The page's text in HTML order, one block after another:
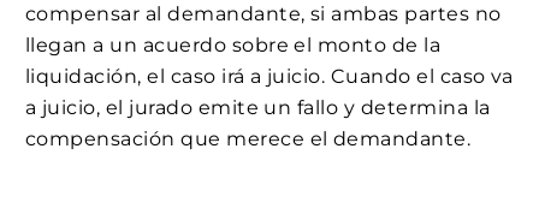
compensar al demandante, si ambas partes no
llegan a un acuerdo sobre el monto de la
liquidación, el caso irá a juicio. Cuando el caso va
a juicio, el jurado emite un fallo y determina la
compensación que merece el demandante.